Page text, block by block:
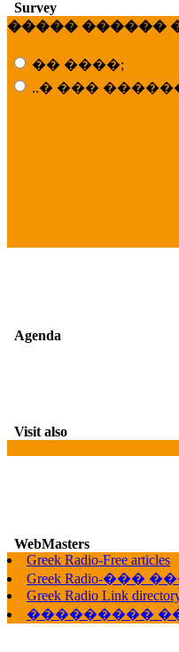
Survey
����� ������
�� ����;
..� ���
Agenda
Visit also
WebMasters
Greek Radio-Free articles
Greek Radio-���
Greek Radio Link
��������� ��